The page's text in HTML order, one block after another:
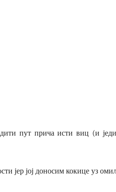
пут прича исти виц (и
јер јој доносим кокице уз